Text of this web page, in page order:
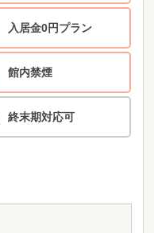
入居金0円プラン
館内禁煙
終末期対応可